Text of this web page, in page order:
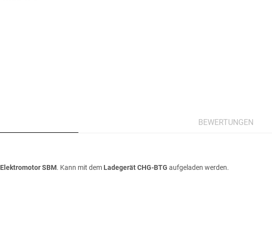
BEWERTUNGEN
Elektromotor SBM. Kann mit dem Ladegerät CHG-BTG aufgeladen werden.